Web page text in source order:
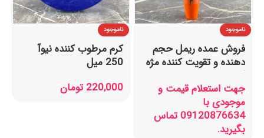
ناموجود
فروش عمده ریمل حجم
دهنده و تقویت کننده مژه
جهت استعلام قیمت و
موجودی با
09120876634 تماس
بگیرید.
ناموجود
کرم مرطوب کننده نیوآ
250 میل
220,000 تومان